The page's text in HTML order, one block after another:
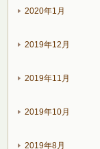
2020年1月
2019年12月
2019年11月
2019年10月
2019年8月